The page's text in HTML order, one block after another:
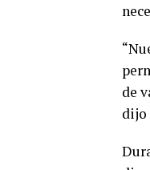
de
dijo